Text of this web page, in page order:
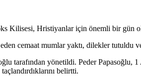
Kilisesi, Hristiyanlar için önemli bir gün
cemaat mumlar yaktı, dilekler tutuldu
tarafından yönetildi. Peder Papasoğlu,
belirtti.